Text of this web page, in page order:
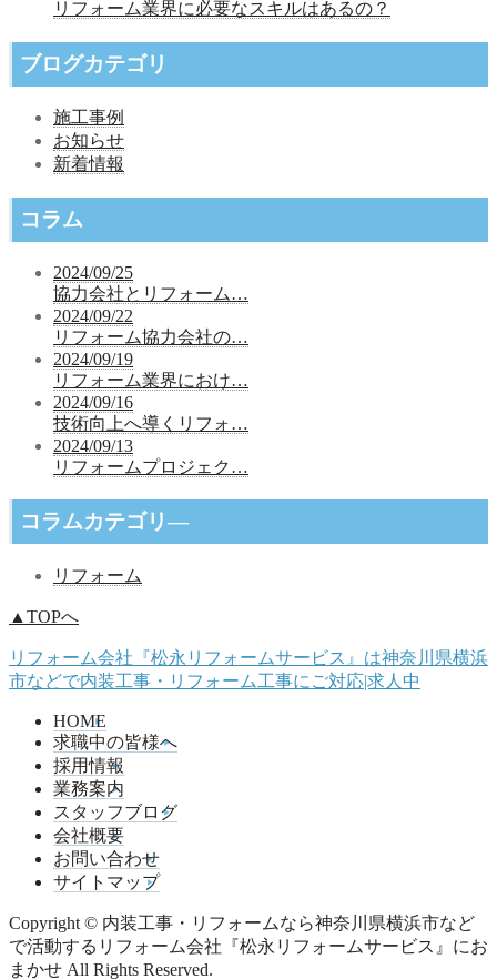
リフォーム業界に必要なスキルはあるの？
ブログカテゴリ
施工事例
お知らせ
新着情報
コラム
2024/09/25
協力会社とリフォーム…
2024/09/22
リフォーム協力会社の…
2024/09/19
リフォーム業界におけ…
2024/09/16
技術向上へ導くリフォ…
2024/09/13
リフォームプロジェク…
コラムカテゴリ―
リフォーム
▲TOPへ
リフォーム会社『松永リフォームサービス』は神奈川県横浜
市などで内装工事・リフォーム工事にご対応|求人中
HOME
求職中の皆様へ
採用情報
業務案内
スタッフブログ
会社概要
お問い合わせ
サイトマップ
Copyright © 内装工事・リフォームなら神奈川県横浜市など
で活動するリフォーム会社『松永リフォームサービス』にお
まかせ All Rights Reserved.